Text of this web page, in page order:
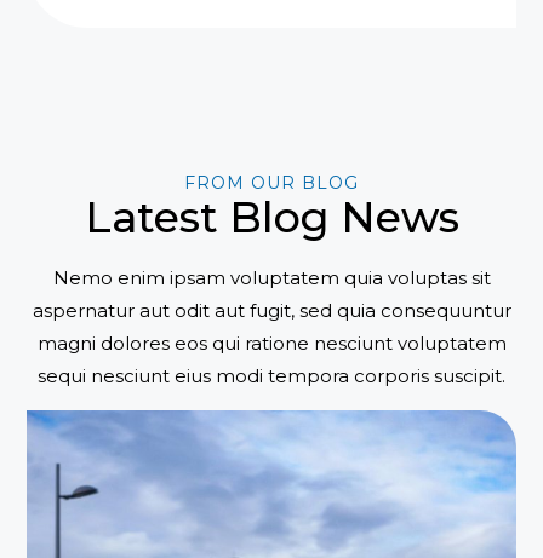
FROM OUR BLOG
Latest Blog News
Nemo enim ipsam voluptatem quia voluptas sit
aspernatur aut odit aut fugit, sed quia consequuntur
magni dolores eos qui ratione nesciunt voluptatem
sequi nesciunt eius modi tempora corporis suscipit.